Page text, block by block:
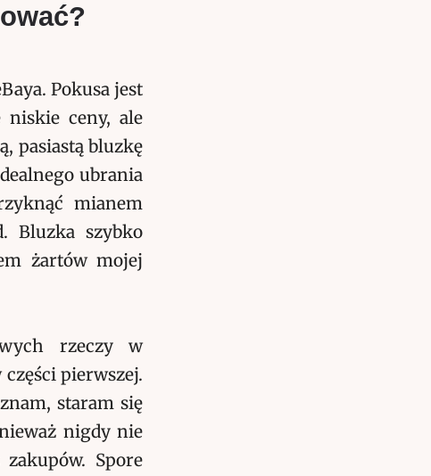
Pokusa jest
niskie ceny, ale
pasiastą bluzkę
ubrania
mianem
Bluzka szybko
żartów mojej
rzeczy w
pierwszej.
staram się
nigdy nie
Spore